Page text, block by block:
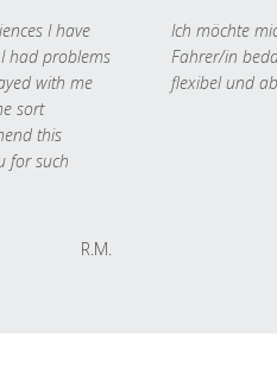
I have
had problems
with me
sort
this
for such
R.M.
Ich möchte
Fahrer/in
flexibel und